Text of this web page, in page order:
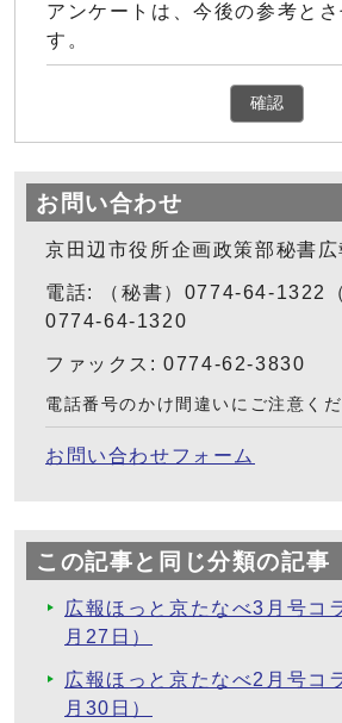
アンケートは、今後の参考と
す。
確認
お問い合わせ
京田辺市役所企画政策部秘書広
電話: （秘書）0774-64-1322
0774-64-1320
ファックス: 0774-62-3830
電話番号のかけ間違いにご注意くだ
お問い合わせフォーム
この記事と同じ分類の記事
広報ほっと京たなべ3月号コ
月27日）
広報ほっと京たなべ2月号コ
月30日）